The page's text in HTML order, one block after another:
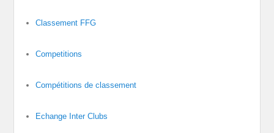
Classement FFG
Competitions
Compétitions de classement
Echange Inter Clubs